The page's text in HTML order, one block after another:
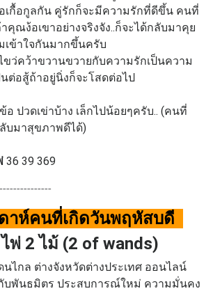
เกื้อกูลกัน คู่รักก็จะมีความรักที่ดีขึ้น คนที่
คุณง้อเขาอย่างจริงจัง..ก็จะได้กลับมาคุย
เข้าใจกันมากขึ้นครับ
ขว่คว้าขวานขวายกับความรักเป็นความ
ต่อสู้ถ้าอยู่นิ่งก็จะโสดต่อไป
อ ปวดเข่าบ้าง เล็กไปน้อยๆครับ.. (คนที่
บมาสุขภาพดีได้)
36 39 369
าห์คนที่เกิดวันพฤหัสบดี
พ่ 2 ไม้ (2 of wands)
นไกล ต่างจังหวัดต่างประเทศ ออนไลน์
บพันธมิตร ประสบการณ์ใหม่ ความมั่นคง